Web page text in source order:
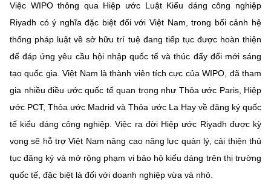
Việc WIPO thông qua Hiệp ước Luật Kiểu dáng công nghiệp
Riyadh có ý nghĩa đặc biệt đối với Việt Nam, trong bối cảnh hệ
thống pháp luật về sở hữu trí tuệ đang tiếp tục được hoàn thiện
để đáp ứng yêu cầu hội nhập quốc tế và thúc đẩy đổi mới sáng
tạo quốc gia. Việt Nam là thành viên tích cực của WIPO, đã tham
gia nhiều điều ước quốc tế quan trọng như Thỏa ước Paris, Hiệp
ước PCT, Thỏa ước Madrid và Thỏa ước La Hay về đăng ký quốc
tế kiểu dáng công nghiệp. Việc ra đời Hiệp ước Riyadh được kỳ
vọng sẽ hỗ trợ Việt Nam nâng cao năng lực quản lý, cải thiện thủ
tục đăng ký và mở rộng phạm vi bảo hộ kiểu dáng trên thị trường
quốc tế, đặc biệt là đối với doanh nghiệp vừa và nhỏ.